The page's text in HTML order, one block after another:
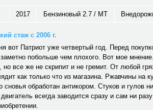
2017 Бензиновый 2.7 / MT
стаж с 2006 г.
вот Патриот уже четвертый год. Перед
побольше чем плохого. Вот мое
но все же не скрипит и не гремит. От любой
как только что из магазина. Ржавчины на
сновья обработан антикором. Стуков и гулов
всегда заводится сразу и сам ни